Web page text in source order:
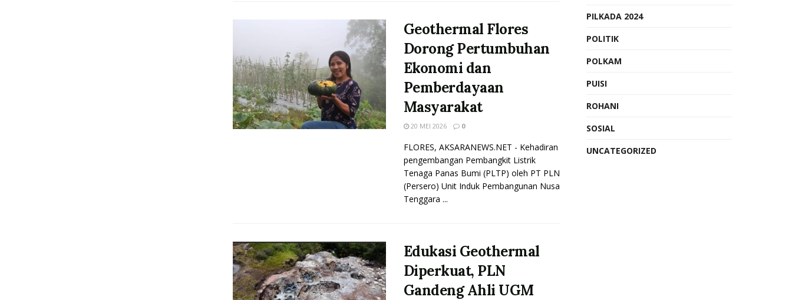
Geothermal Flores
Dorong Pertumbuhan
Ekonomi dan
Pemberdayaan
Masyarakat
20 MEI 2026 0
FLORES, AKSARANEWS.NET - Kehadiran
pengembangan Pembangkit Listrik
Tenaga Panas Bumi (PLTP) oleh PT PLN
(Persero) Unit Induk Pembangunan Nusa
Tenggara ...
Edukasi Geothermal
Diperkuat, PLN
Gandeng Ahli UGM
PILKADA 2024
POLITIK
POLKAM
PUISI
ROHANI
SOSIAL
UNCATEGORIZED